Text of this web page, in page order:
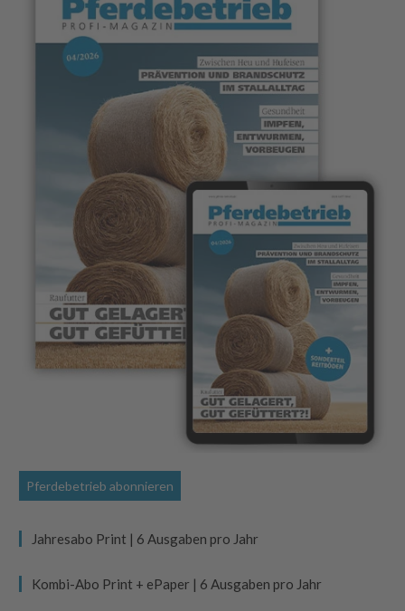
Pferdebetrieb abonnieren
Jahresabo Print | 6 Ausgaben pro Jahr
Kombi-Abo Print + ePaper | 6 Ausgaben pro Jahr